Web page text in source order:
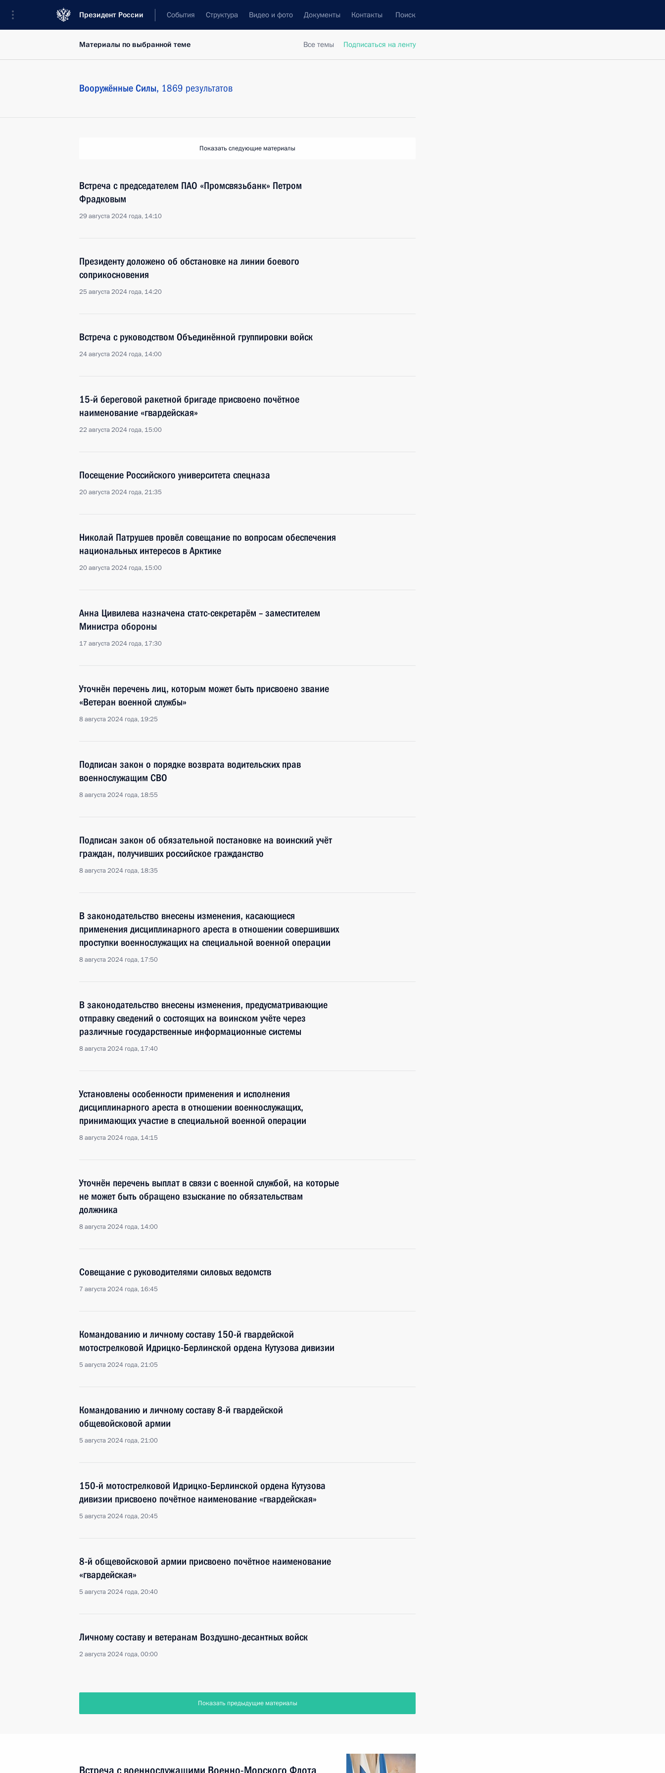
Президент России События Структура Видео и фото Документы Контакты Поиск
Все темы Подписаться на ленту
Материалы по выбранной теме
Вооружённые Силы, 1869 результатов
Показать следующие материалы
Встреча с председателем ПАО «Промсвязьбанк» Петром
Фрадковым
29 августа 2024 года, 14:10
Президенту доложено об обстановке на линии боевого
соприкосновения
25 августа 2024 года, 14:20
Встреча с руководством Объединённой группировки войск
24 августа 2024 года, 14:00
15-й береговой ракетной бригаде присвоено почётное
наименование «гвардейская»
22 августа 2024 года, 15:00
Посещение Российского университета спецназа
20 августа 2024 года, 21:35
Николай Патрушев провёл совещание по вопросам обеспечения
национальных интересов в Арктике
20 августа 2024 года, 15:00
Анна Цивилева назначена статс-секретарём – заместителем
Министра обороны
17 августа 2024 года, 17:30
Уточнён перечень лиц, которым может быть присвоено звание
«Ветеран военной службы»
8 августа 2024 года, 19:25
Подписан закон о порядке возврата водительских прав
военнослужащим СВО
8 августа 2024 года, 18:55
Подписан закон об обязательной постановке на воинский учёт
граждан, получивших российское гражданство
8 августа 2024 года, 18:35
В законодательство внесены изменения, касающиеся
применения дисциплинарного ареста в отношении совершивших
проступки военнослужащих на специальной военной операции
8 августа 2024 года, 17:50
В законодательство внесены изменения, предусматривающие
отправку сведений о состоящих на воинском учёте через
различные государственные информационные системы
8 августа 2024 года, 17:40
Установлены особенности применения и исполнения
дисциплинарного ареста в отношении военнослужащих,
принимающих участие в специальной военной операции
8 августа 2024 года, 14:15
Уточнён перечень выплат в связи с военной службой, на которые
не может быть обращено взыскание по обязательствам
должника
8 августа 2024 года, 14:00
Совещание с руководителями силовых ведомств
7 августа 2024 года, 16:45
Командованию и личному составу 150-й гвардейской
мотострелковой Идрицко-Берлинской ордена Кутузова дивизии
5 августа 2024 года, 21:05
Командованию и личному составу 8-й гвардейской
общевойсковой армии
5 августа 2024 года, 21:00
150-й мотострелковой Идрицко-Берлинской ордена Кутузова
дивизии присвоено почётное наименование «гвардейская»
5 августа 2024 года, 20:45
8-й общевойсковой армии присвоено почётное наименование
«гвардейская»
5 августа 2024 года, 20:40
Личному составу и ветеранам Воздушно-десантных войск
2 августа 2024 года, 00:00
Показать предыдущие материалы
Встреча с военнослужащими Военно-Морского Флота